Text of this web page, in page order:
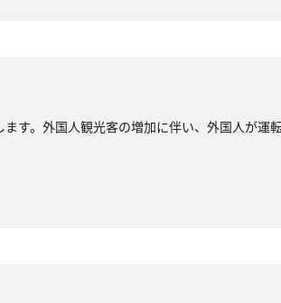
す。外国人観光客の増加に伴い、外国人が運